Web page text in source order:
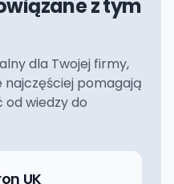
z tym
dla Twojej firmy,
najczęściej pomagają
wiedzy do
UK